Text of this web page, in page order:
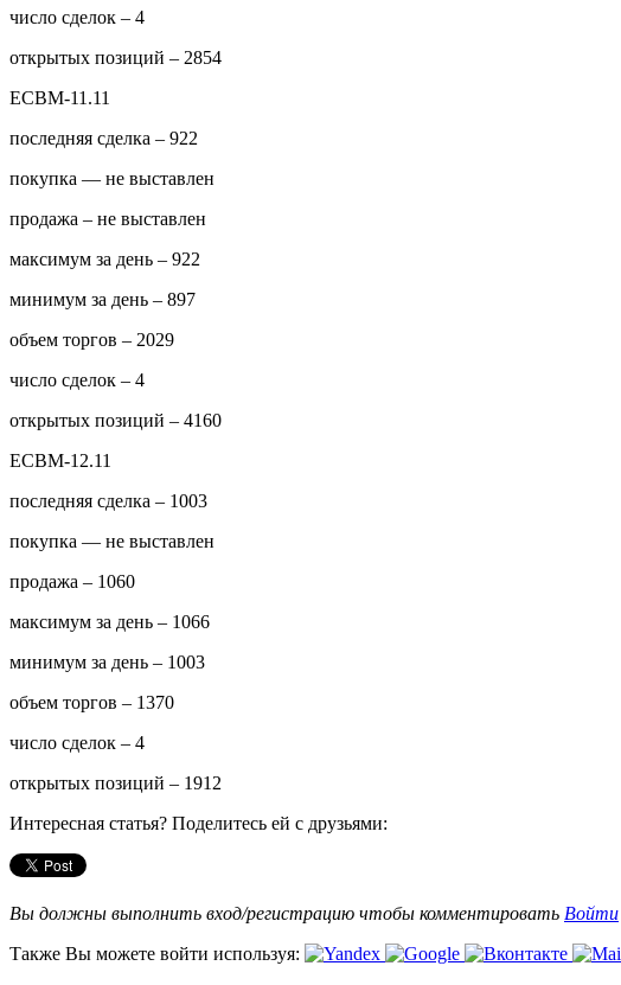
число сделок – 4
открытых позиций – 2854
ECBM-11.11
последняя сделка – 922
покупка — не выставлен
продажа – не выставлен
максимум за день – 922
минимум за день – 897
объем торгов – 2029
число сделок – 4
открытых позиций – 4160
ECBM-12.11
последняя сделка – 1003
покупка — не выставлен
продажа – 1060
максимум за день – 1066
минимум за день – 1003
объем торгов – 1370
число сделок – 4
открытых позиций – 1912
Интересная статья? Поделитесь ей с друзьями:
Вы должны выполнить вход/регистрацию чтобы комментировать Войти
Также Вы можете войти используя: